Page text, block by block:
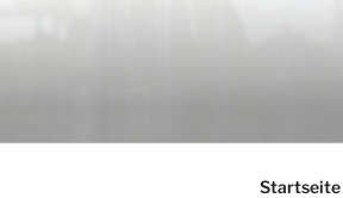
Inhalt
Startseite